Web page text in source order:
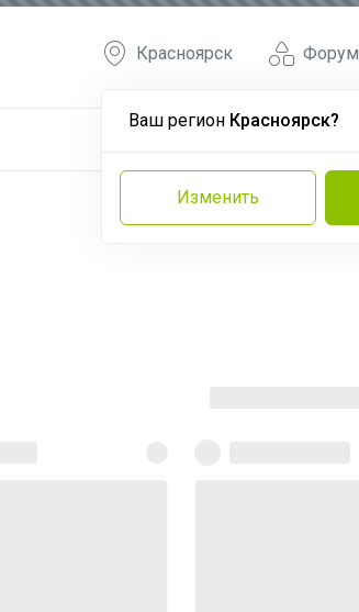
Форум
Красноярск
Ваш регион Красноярск?
Изменить